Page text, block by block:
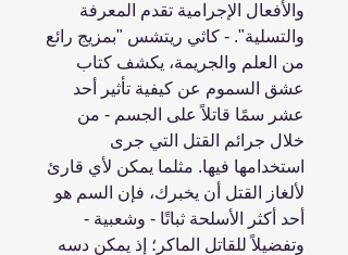
والأفعال الإجرامية تقدم المعرفة
والتسلية". - كاثي ريتشس "بمزيج رائع
من العلم والجريمة، يكشف كتاب
عشق السموم عن كيفية تأثير أحد
عشر سمًا قاتلاً على الجسم - من
خلال جرائم القتل التي جرى
استخدامها فيها. مثلما يمكن لأي قارئ
لألغاز القتل أن يخبرك، فإن السم هو
أحد أكثر الأسلحة ثباتًا - وشعبية -
وتفضيلاً للقاتل الماكر؛ إذ يمكن دسه